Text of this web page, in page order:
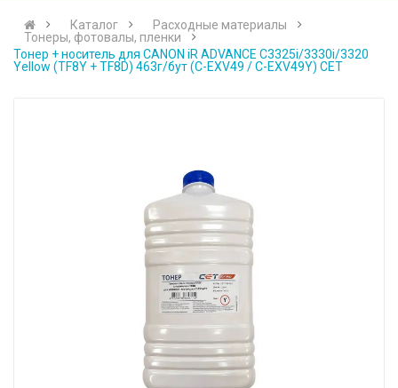
Каталог
Расходные материалы
Тонеры, фотовалы, пленки
Тонер + носитель для CANON iR ADVANCE C3325i/3330i/3320
Yellow (TF8Y + TF8D) 463г/бут (C-EXV49 / C-EXV49Y) CET